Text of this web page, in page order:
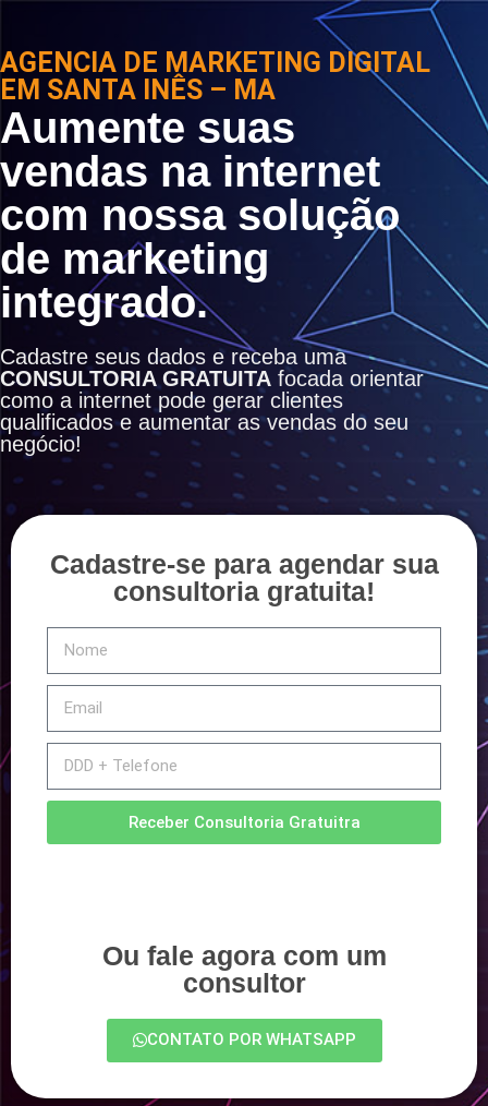
AGENCIA DE MARKETING DIGITAL
EM SANTA INÊS – MA
Aumente suas
vendas na internet
com nossa solução
de marketing
integrado.
Cadastre seus dados e receba uma
CONSULTORIA GRATUITA focada orientar
como a internet pode gerar clientes
qualificados e aumentar as vendas do seu
negócio!
Cadastre-se para agendar sua
consultoria gratuita!
Receber Consultoria Gratuitra
Ou fale agora com um
consultor
CONTATO POR WHATSAPP